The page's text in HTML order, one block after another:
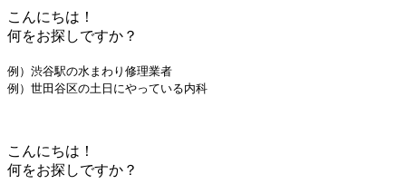
こんにちは！
何をお探しですか？
例）渋谷駅の水まわり修理業者
例）世田谷区の土日にやっている内科
こんにちは！
何をお探しですか？